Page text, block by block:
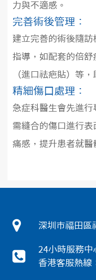
力與不適感。
完善術後管理：
建立完善的術後隨
指導，如配套的倍
（進口祛疤貼）等
精細傷口處理：
急症科醫生會先進
需縫合的傷口進行
痛感，提升患者就醫
深圳市福田區
24小時服務中
香港客服熱線